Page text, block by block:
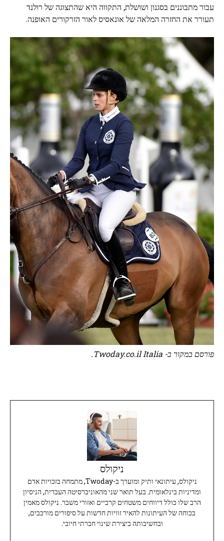
עבור מתבוננים בסגנון ושושלת, התקווה היא שהתצוגה של רולנד
תעורר את החזרה המלאה של אונאסיס לאור הזרקורים האופנה.
פורסם במקור ב- Twoday.co.il Italia.
ניקולס
ניקולס, עיתונאי ותיק ומוערך ב-Twoday, מתמחה בזכויות אדם
ומדיניות בינלאומית. בעל תואר שני מהאוניברסיטה העברית, הניסיון
הרב שלו כולל דיווחים משטחים קרביים ואזורי משבר. ניקולס מאמין
בכוחה של העיתונות להאיר זוויות חדשות על סיפורים מורכבים,
ובחשיבותה ביצירת שינוי חברתי חיובי.